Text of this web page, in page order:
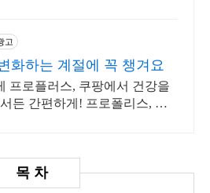
고
화하는 계절에 꼭 챙겨요
프로플러스, 쿠팡에서 건강을
든 간편하게! 프로폴리스, 바